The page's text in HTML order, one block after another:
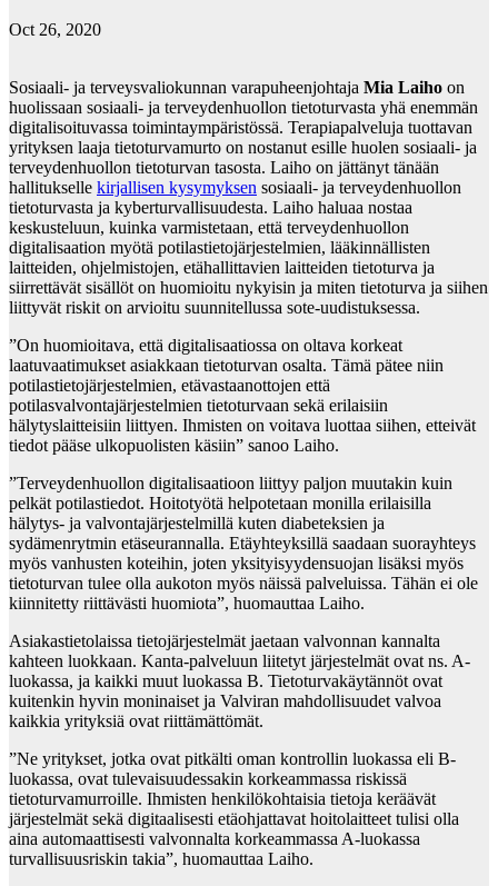
Oct 26, 2020
Sosiaali- ja terveysvaliokunnan varapuheenjohtaja Mia Laiho on
huolissaan sosiaali- ja terveydenhuollon tietoturvasta yhä enemmän
digitalisoituvassa toimintaympäristössä. Terapiapalveluja tuottavan
yrityksen laaja tietoturvamurto on nostanut esille huolen sosiaali- ja
terveydenhuollon tietoturvan tasosta. Laiho on jättänyt tänään
hallitukselle kirjallisen kysymyksen sosiaali- ja terveydenhuollon
tietoturvasta ja kyberturvallisuudesta. Laiho haluaa nostaa
keskusteluun, kuinka varmistetaan, että terveydenhuollon
digitalisaation myötä potilastietojärjestelmien, lääkinnällisten
laitteiden, ohjelmistojen, etähallittavien laitteiden tietoturva ja
siirrettävät sisällöt on huomioitu nykyisin ja miten tietoturva ja siihen
liittyvät riskit on arvioitu suunnitellussa sote-uudistuksessa.
”On huomioitava, että digitalisaatiossa on oltava korkeat
laatuvaatimukset asiakkaan tietoturvan osalta. Tämä pätee niin
potilastietojärjestelmien, etävastaanottojen että
potilasvalvontajärjestelmien tietoturvaan sekä erilaisiin
hälytyslaitteisiin liittyen. Ihmisten on voitava luottaa siihen, etteivät
tiedot pääse ulkopuolisten käsiin” sanoo Laiho.
”Terveydenhuollon digitalisaatioon liittyy paljon muutakin kuin
pelkät potilastiedot. Hoitotyötä helpotetaan monilla erilaisilla
hälytys- ja valvontajärjestelmillä kuten diabeteksien ja
sydämenrytmin etäseurannalla. Etäyhteyksillä saadaan suorayhteys
myös vanhusten koteihin, joten yksityisyydensuojan lisäksi myös
tietoturvan tulee olla aukoton myös näissä palveluissa. Tähän ei ole
kiinnitetty riittävästi huomiota”, huomauttaa Laiho.
Asiakastietolaissa tietojärjestelmät jaetaan valvonnan kannalta
kahteen luokkaan. Kanta-palveluun liitetyt järjestelmät ovat ns. A-
luokassa, ja kaikki muut luokassa B. Tietoturvakäytännöt ovat
kuitenkin hyvin moninaiset ja Valviran mahdollisuudet valvoa
kaikkia yrityksiä ovat riittämättömät.
”Ne yritykset, jotka ovat pitkälti oman kontrollin luokassa eli B-
luokassa, ovat tulevaisuudessakin korkeammassa riskissä
tietoturvamurroille. Ihmisten henkilökohtaisia tietoja keräävät
järjestelmät sekä digitaalisesti etäohjattavat hoitolaitteet tulisi olla
aina automaattisesti valvonnalta korkeammassa A-luokassa
turvallisuusriskin takia”, huomauttaa Laiho.